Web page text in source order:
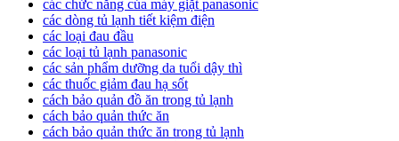
các chức năng của máy giặt panasonic
các dòng tủ lạnh tiết kiệm điện
các loại đau đầu
các loại tủ lạnh panasonic
các sản phẩm dưỡng da tuổi dậy thì
các thuốc giảm đau hạ sốt
cách bảo quản đồ ăn trong tủ lạnh
cách bảo quản thức ăn
cách bảo quản thức ăn trong tủ lạnh